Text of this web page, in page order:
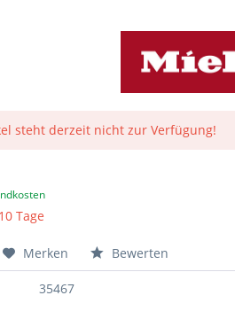
steht derzeit nicht zur Verfügung!
Tage
Merken Bewerten
35467